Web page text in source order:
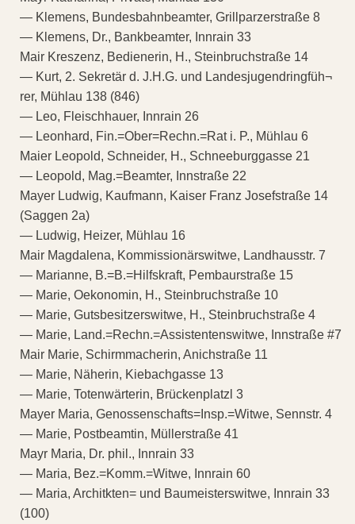
— Klemens, Bundesbahnbeamter, Grillparzerstraße 8
— Klemens, Dr., Bankbeamter, Innrain 33
Mair Kreszenz, Bedienerin, H., Steinbruchstraße 14
— Kurt, 2. Sekretär d. J.H.G. und Landesjugendringfüh¬
rer, Mühlau 138 (846)
— Leo, Fleischhauer, Innrain 26
— Leonhard, Fin.=Ober=Rechn.=Rat i. P., Mühlau 6
Maier Leopold, Schneider, H., Schneeburggasse 21
— Leopold, Mag.=Beamter, Innstraße 22
Mayer Ludwig, Kaufmann, Kaiser Franz Josefstraße 14
(Saggen 2a)
— Ludwig, Heizer, Mühlau 16
Mair Magdalena, Kommissionärswitwe, Landhausstr. 7
— Marianne, B.=B.=Hilfskraft, Pembaurstraße 15
— Marie, Oekonomin, H., Steinbruchstraße 10
— Marie, Gutsbesitzerswitwe, H., Steinbruchstraße 4
— Marie, Land.=Rechn.=Assistentenswitwe, Innstraße #7
Mair Marie, Schirmmacherin, Anichstraße 11
— Marie, Näherin, Kiebachgasse 13
— Marie, Totenwärterin, Brückenplatzl 3
Mayer Maria, Genossenschafts=Insp.=Witwe, Sennstr. 4
— Marie, Postbeamtin, Müllerstraße 41
Mayr Maria, Dr. phil., Innrain 33
— Maria, Bez.=Komm.=Witwe, Innrain 60
— Maria, Architkten= und Baumeisterswitwe, Innrain 33
(100)